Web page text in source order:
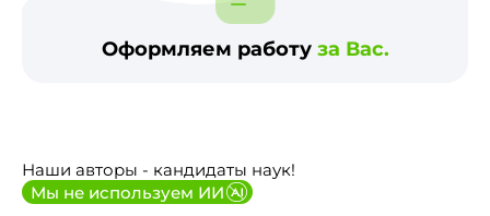
Оформляем работу за Вас.
Наши авторы - кандидаты наук!
Мы не используем ИИ